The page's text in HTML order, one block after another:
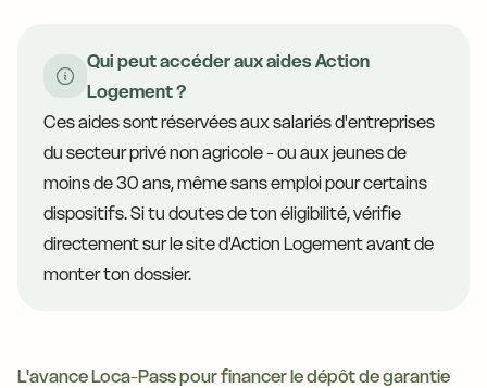
Qui peut accéder aux aides Action
Logement ?
Ces aides sont réservées aux salariés d'entreprises
du secteur privé non agricole - ou aux jeunes de
moins de 30 ans, même sans emploi pour certains
dispositifs. Si tu doutes de ton éligibilité, vérifie
directement sur le site d'Action Logement avant de
monter ton dossier.
L'avance Loca-Pass pour financer le dépôt de garantie